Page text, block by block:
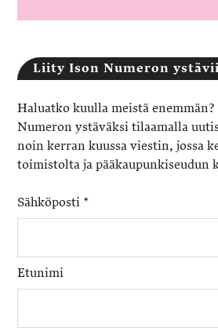
Liity Ison Numeron
Haluatko kuulla meistä
Numeron ystäväksi tilaamalla
noin kerran kuussa viestin, jossa
toimistolta ja pääkaupunkiseudun
Sähköposti *
Etunimi